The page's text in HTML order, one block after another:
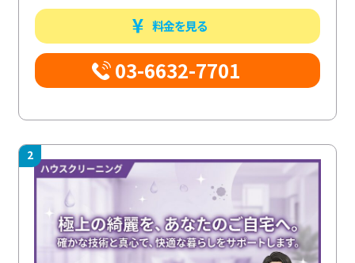
料金を見る
03-6632-7701
2